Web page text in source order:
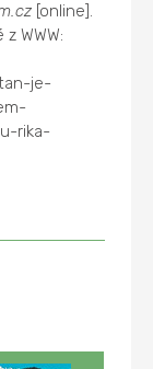
[online].
WWW:
je-
rika-